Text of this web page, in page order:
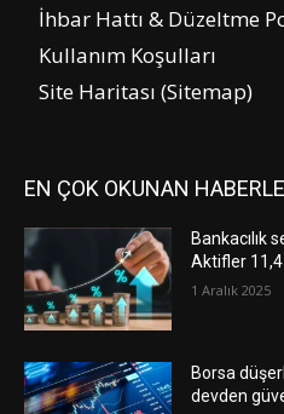
İhbar Hattı & Düzeltme
Kullanım Koşulları
Site Haritası (Sitemap)
EN ÇOK OKUNAN
Bankacılık
Aktifler
1 Aralık 2025
Borsa
devden